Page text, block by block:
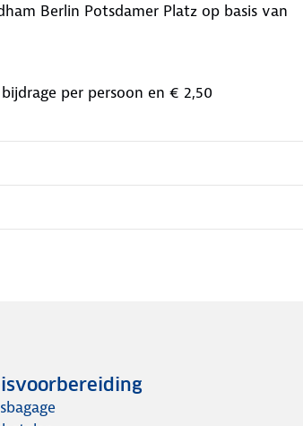
Berlin Potsdamer Platz op basis van
per persoon en € 2,50